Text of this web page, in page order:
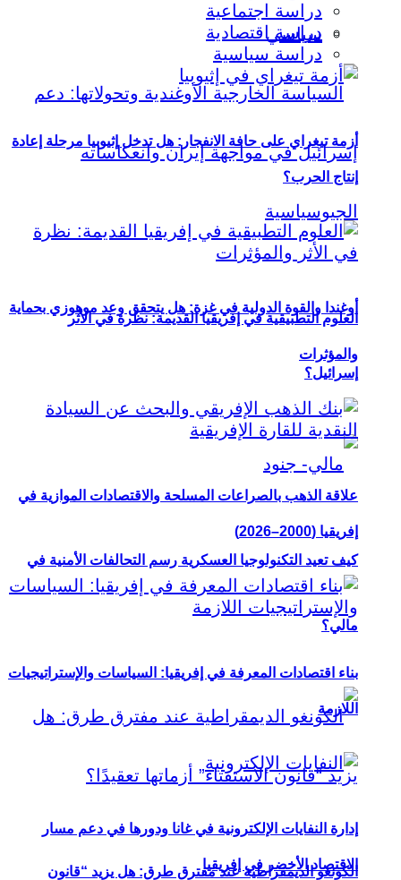
سياسي
أوغندا والقوة الدولية في غزة: هل يتحقق وعد موهوزي بحماية
إسرائيل؟
كيف تعيد التكنولوجيا العسكرية رسم التحالفات الأمنية في
مالي؟
الكونغو الديمقراطية عند مفترق طرق: هل يزيد “قانون
دراسة اجتماعية
دراسة اقتصادية
دراسة سياسية
أزمة تيغراي على حافة الانفجار: هل تدخل إثيوبيا مرحلة إعادة
إنتاج الحرب؟
العلوم التطبيقية في إفريقيا القديمة: نظرة في الأثر
والمؤثرات
علاقة الذهب بالصراعات المسلحة والاقتصادات الموازية في
إفريقيا (2000–2026)
بناء اقتصادات المعرفة في إفريقيا: السياسات والإستراتيجيات
اللازمة
إدارة النفايات الإلكترونية في غانا ودورها في دعم مسار
الاقتصاد الأخضر في إفريقيا